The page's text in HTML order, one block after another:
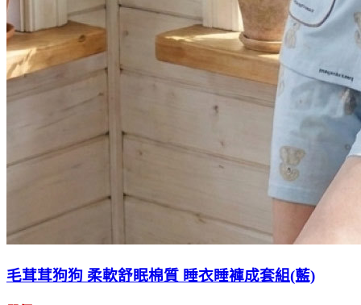
毛茸茸狗狗 柔軟舒眠棉質 睡衣睡褲成套組(藍)